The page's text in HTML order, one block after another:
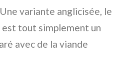
Une variante anglicisée, le
est tout simplement un
avec de la viande